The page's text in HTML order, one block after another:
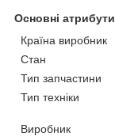
Основні атрибути
Країна виробник
Стан
Тип запчастини
Тип техніки
Виробник